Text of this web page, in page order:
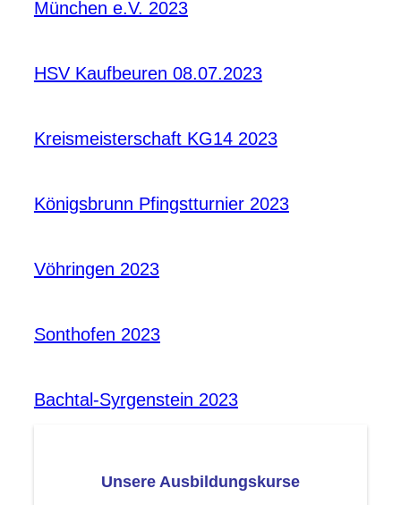
München e.V. 2023
HSV Kaufbeuren 08.07.2023
Kreismeisterschaft KG14 2023
Königsbrunn Pfingstturnier 2023
Vöhringen 2023
Sonthofen 2023
Bachtal-Syrgenstein 2023
Unsere Ausbildungskurse